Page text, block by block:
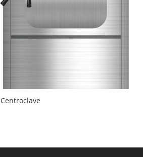
Centroclave